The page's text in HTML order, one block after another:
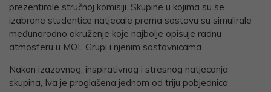
prezentirale stručnoj komisiji. Skupine u kojima su se
izabrane studentice natjecale prema sastavu su simulirale
međunarodno okruženje koje najbolje opisuje radnu
atmosferu u MOL Grupi i njenim sastavnicama.
Nakon izazovnog, inspirativnog i stresnog natjecanja
skupina, Iva je proglašena jednom od triju pobjednica